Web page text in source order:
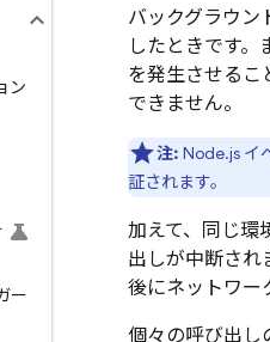
ン
ー
バックグラウン
したときです
を発生させるこ
できません。
注: Node.js イ
証されます。
加えて、同じ環
出しが中断され
後にネットワー
個々の呼び出し